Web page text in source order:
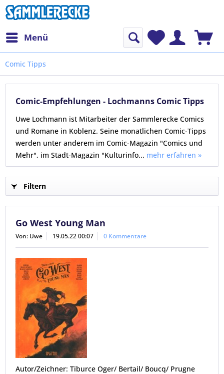
Menü
Comic Tipps
Comic-Empfehlungen - Lochmanns Comic Tipps
Uwe Lochmann ist Mitarbeiter der Sammlerecke Comics
und Romane in Koblenz. Seine monatlichen Comic-Tipps
werden unter anderem im Comic-Magazin "Comics und
Mehr", im Stadt-Magazin "Kulturinfo... mehr erfahren »
Filtern
Go West Young Man
Von: Uwe 19.05.22 00:07 0 Kommentare
Autor/Zeichner: Tiburce Oger/ Bertail/ Boucq/ Prugne